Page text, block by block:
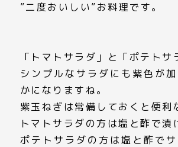
”二度おいしい”お料理です。
「トマトサラダ」と「ポテトサ
シンプルなサラダにも紫色が
かになりますね。
紫玉ねぎは常備しておくと便利
トマトサラダの方は塩と酢で漬
ポテトサラダの方は塩と酢で